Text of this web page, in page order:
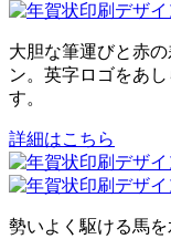
大胆な筆運びと赤
ン。英字ロゴをあ
す。
詳細はこちら
勢いよく駆ける馬